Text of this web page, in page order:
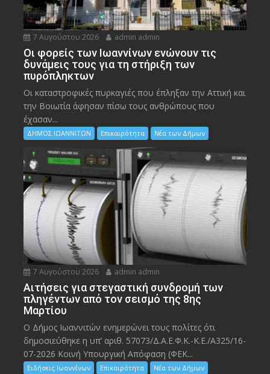
7 Αυγούστου 2026 admin admin
Οι φορείς των Ιωαννίνων ενώνουν τις
δυνάμεις τους για τη στήριξη των
πυρόπληκτων
Οι καταστροφικές πυρκαγιές που έπληξαν την Αττική και
την Bοιωτία άφησαν πίσω τους ανθρώπους που
έχασαν...
ΔΗΜΟΣ ΙΩΑΝΝΙΤΩΝ Επικαιρότητα Νέα των Δήμων
7 Αυγούστου 2026 admin admin
Αιτήσεις για στεγαστική συνδρομή των
πληγέντων από τον σεισμό της 8ης
Μαρτίου
Ο Δήμος Ιωαννιτών ενημερώνει τους πολίτες ότι
δημοσιεύθηκε η υπ’ αριθ. 57073/Δ.Α.Ε.Φ.Κ.-Κ.Ε./Α325/16-
07-2026 Κοινή Υπουργική Απόφαση (ΦΕΚ...
Ειδήσεις Ιωαννίνων Επικαιρότητα Νέα των Δήμων